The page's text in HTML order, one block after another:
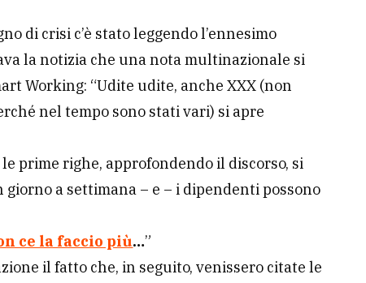
di crisi c’è stato leggendo l’ennesimo
la notizia che una nota multinazionale si
Working: “Udite udite, anche XXX (non
nel tempo sono stati vari) si apre
prime righe, approfondendo il discorso, si
giorno a settimana – e – i dipendenti possono
ce la faccio più…”
il fatto che, in seguito, venissero citate le